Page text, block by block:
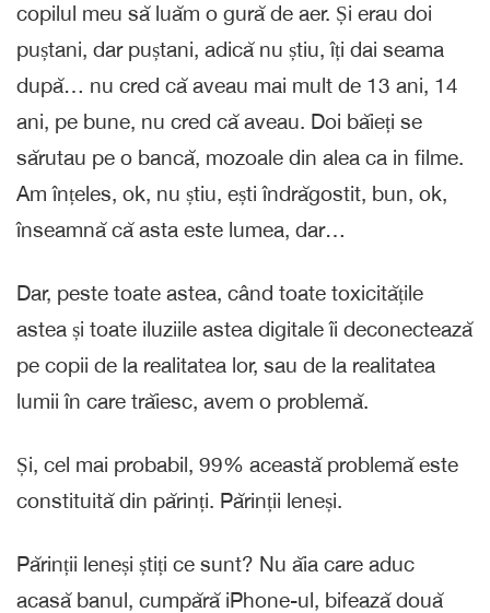
copilul meu să luăm o gură de aer. Și erau doi
puștani, dar puștani, adică nu știu, îți dai seama
după… nu cred că aveau mai mult de 13 ani, 14
ani, pe bune, nu cred că aveau. Doi băieți se
sărutau pe o bancă, mozoale din alea ca in filme.
Am înțeles, ok, nu știu, ești îndrăgostit, bun, ok,
înseamnă că asta este lumea, dar…
Dar, peste toate astea, când toate toxicitățile
astea și toate iluziile astea digitale îi deconectează
pe copii de la realitatea lor, sau de la realitatea
lumii în care trăiesc, avem o problemă.
Și, cel mai probabil, 99% această problemă este
constituită din părinți. Părinții leneși.
Părinții leneși știți ce sunt? Nu ăia care aduc
acasă banul, cumpără iPhone-ul, bifează două